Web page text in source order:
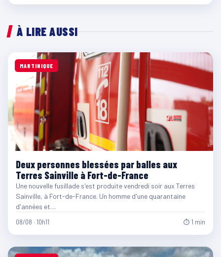
À LIRE AUSSI
MARTINIQUE
Deux personnes blessées par balles aux
Terres Sainville à Fort-de-France
Une nouvelle fusillade s'est produite vendredi soir aux Terres
Sainville, à Fort-de-France. Un homme d'une quarantaine
d'années et…
08/08 · 10h11 ⏱ 1 min